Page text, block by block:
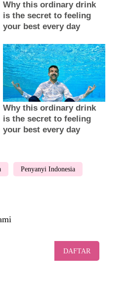
Penyanyi Indonesia
DAFTAR